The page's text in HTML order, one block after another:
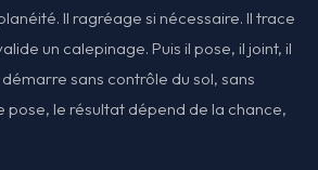
Il ragréage si nécessaire. Il trace
un calepinage. Puis il pose, il joint, il
sans contrôle du sol, sans
pose, le résultat dépend de la chance,